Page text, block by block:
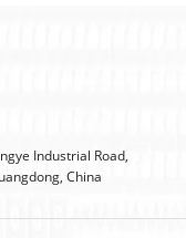
Industrial Road,
China